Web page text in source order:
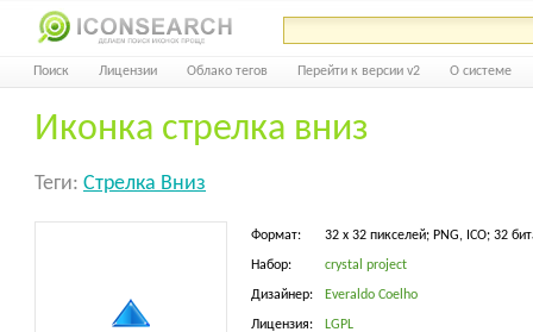
Поиск Лицензии Облако тегов Перейти к версии v2 О системе
Иконка стрелка вниз
Теги: Стрелка Вниз
Формат: 32 x 32 пикселей; PNG, ICO; 32
Набор: crystal project
Дизайнер: Everaldo Coelho
Лицензия: LGPL